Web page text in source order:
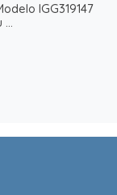
IGG319147